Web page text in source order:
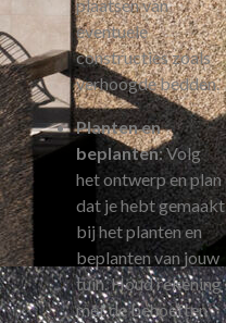
plaatsen van
eventuele
constructies zoals
verhoogde bedden.
Planten en
beplanten: Volg
het ontwerp en plan
dat je hebt gemaakt
bij het planten en
beplanten van jouw
tuin. Houd rekening
met de behoeften